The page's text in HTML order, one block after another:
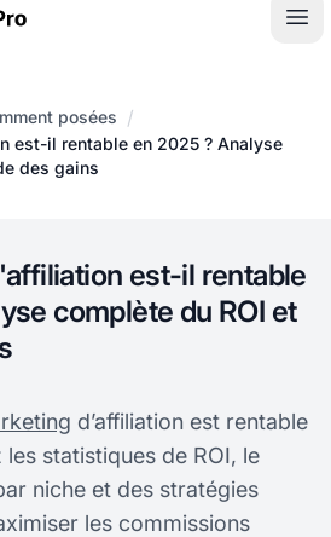
posées /
est-il rentable en 2025 ? Analyse
des gains
est-il rentable
complète du ROI et
d’affiliation est rentable
statistiques de ROI, le
niche et des stratégies
les commissions